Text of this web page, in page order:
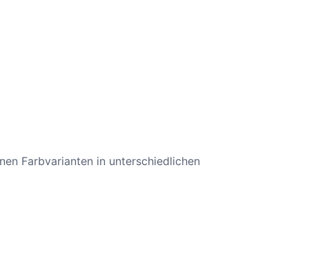
Farbvarianten in unterschiedlichen